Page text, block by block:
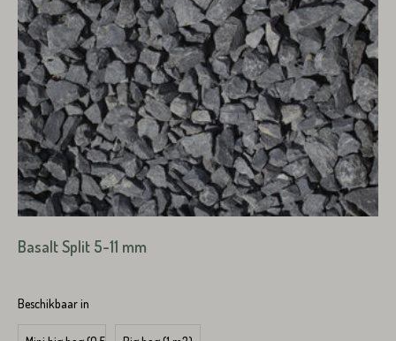
Basalt Split 5-11 mm
Beschikbaar in
Straat*
Plaats*
VERSTUREN